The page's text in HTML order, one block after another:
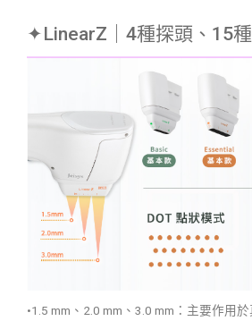
✦LinearZ｜4種探頭、15
•1.5 mm、2.0 mm、3.0 mm：主要作用